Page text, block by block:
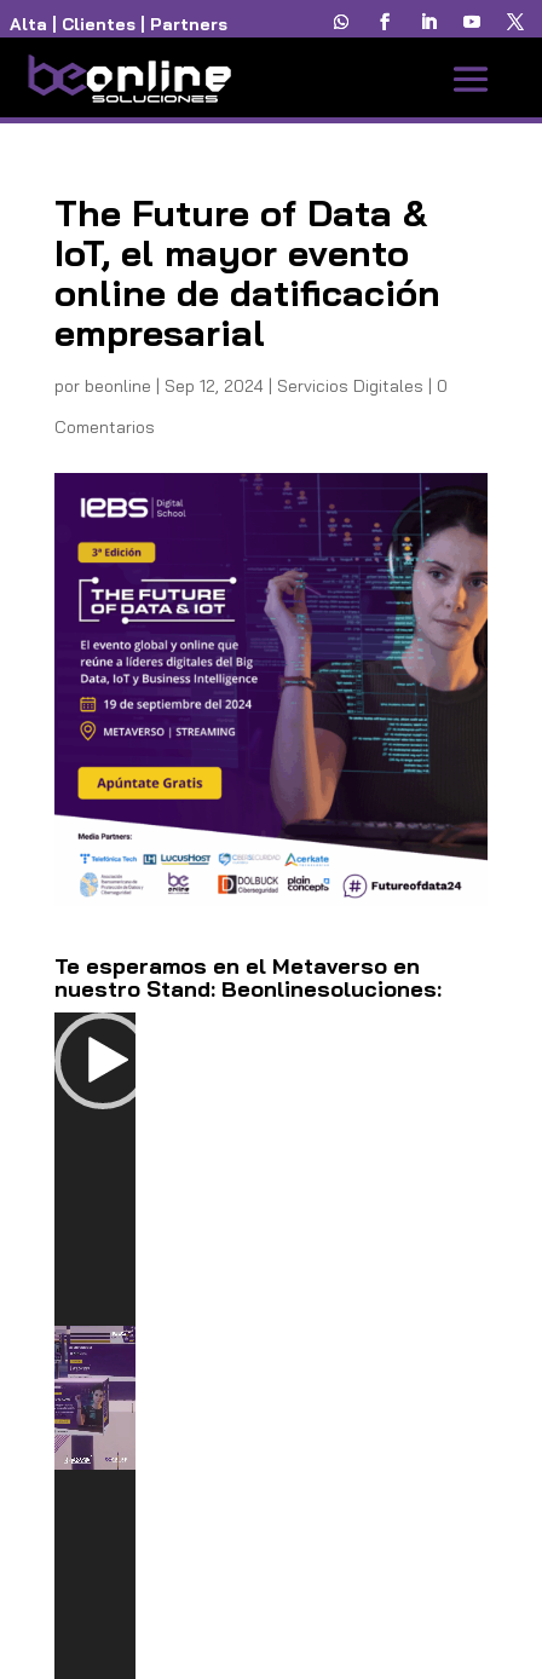
Alta Clientes Partners
The Future of Data &
IoT, el mayor evento
online de datificación
empresarial
por beonline | Sep 12, 2024 | Servicios Digitales | 0
Comentarios
Te esperamos en el Metaverso en
nuestro Stand: Beonlinesoluciones:
Reproductor
de
vídeo